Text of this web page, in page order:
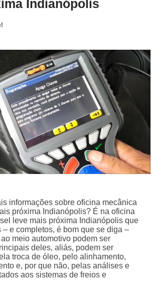
Indianópolis
informações sobre oficina mecânica
próxima Indianópolis? É na oficina
leve mais próxima Indianópolis que
– e completos, é bom que se diga –
meio automotivo podem ser
deles, aliás, podem ser
troca de óleo, pelo alinhamento,
e, por que não, pelas análises e
aos sistemas de freios e